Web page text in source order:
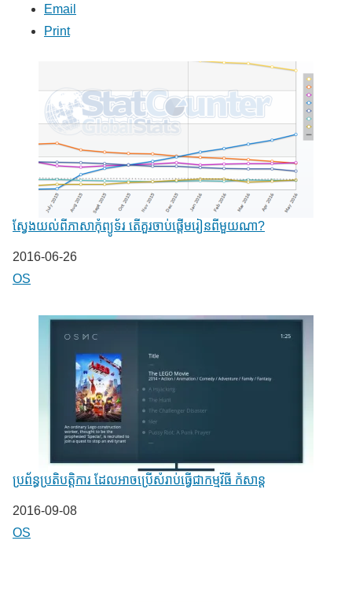
Email
Print
ស្វែង​យល់ពីភាសាកុំព្យូទ័រ តើគួរចាប់ផ្តើម​រៀន​ពីមួយណា?
Date
2016-06-26
In relation to
OS
ប្រព័ន្ធប្រតិបត្តិការ ដែលអាចប្រើសំរាប់ធ្វើជាកម្មវិធី កំសាន្ត
Date
2016-09-08
In relation to
OS